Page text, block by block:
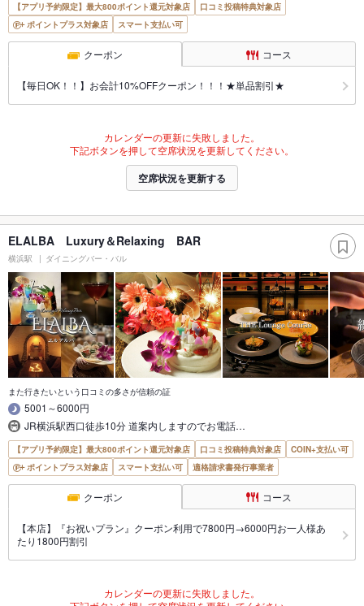
【アプリ予約限定】最大800ポイント還元対象店
口コミ投稿特典対象店
ポイントプラス対象店
スマート支払い可
クーポン コース
【毎日OK！！】お会計10%OFFクーポン！！！★単品割引★
カレンダーの更新に失敗しました。
下記ボタンを押して空席状況を更新してください。
空席状況を更新する
ELALBA Luxury＆Relaxing BAR
横浜駅 ダイニングバー・バル
また行きたいという口コミの多さが信頼の証
5001～6000円
JR横浜駅西口徒歩10分 道案内しますのでお電話…
【アプリ予約限定】最大800ポイント還元対象店 口コミ投稿特典対象店
COIN+支払い可
ポイントプラス対象店
スマート支払い可 適格請求書発行事業者
クーポン コース
【本店】『お祝いプラン』クーポン利用で7800円→6000円お一人様あ
たり1800円割引
カレンダーの更新に失敗しました。